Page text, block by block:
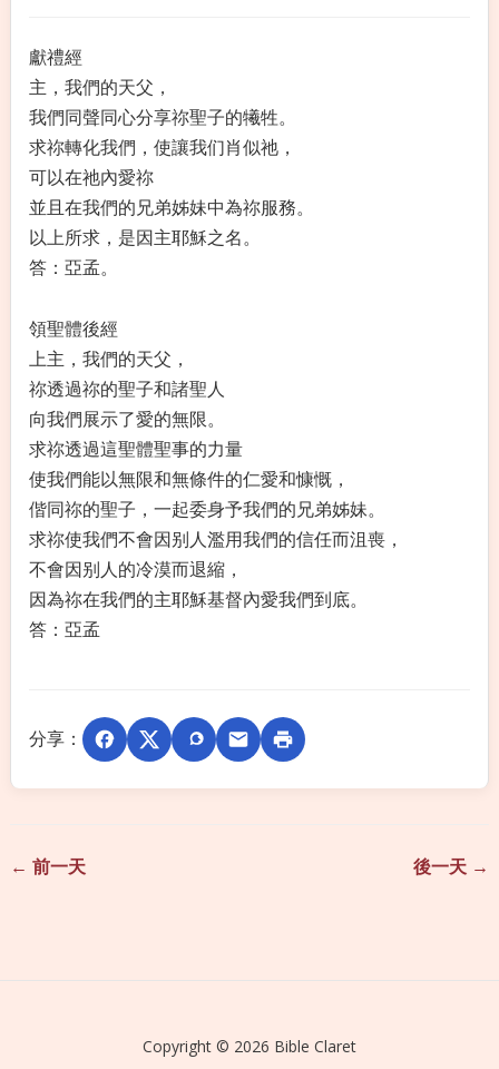
獻禮經
主，我們的天父，
我們同聲同心分享祢聖子的犧牲。
求祢轉化我們，使讓我们肖似祂，
可以在祂內愛祢
並且在我們的兄弟姊妹中為祢服務。
以上所求，是因主耶穌之名。
答：亞孟。
領聖體後經
上主，我們的天父，
祢透過祢的聖子和諸聖人
向我們展示了愛的無限。
求祢透過這聖體聖事的力量
使我們能以無限和無條件的仁愛和慷慨，
偕同祢的聖子，一起委身予我們的兄弟姊妹。
求祢使我們不會因别人濫用我們的信任而沮喪，
不會因别人的冷漠而退縮，
因為祢在我們的主耶穌基督內愛我們到底。
答：亞孟
分享：
← 前一天 後一天 →
Copyright © 2026 Bible Claret